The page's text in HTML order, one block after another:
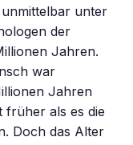
unmittelbar unter
der
Jahren.
war
Jahren
früher als es die
Doch das Alter